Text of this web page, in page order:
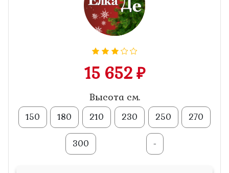
15 652 ₽
Высота см.
150 180 210 230 250 270
300 -